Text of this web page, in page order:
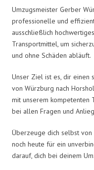
Umzugsmeister Gerber
professionelle und
ausschließlich
Transportmittel, um
und ohne Schäden abläuft.
Unser Ziel ist es, dir einen
von Würzburg nach
mit unserem kompetenten
bei allen Fragen und
Überzeuge dich selbst von
noch heute für ein
darauf, dich bei deinem